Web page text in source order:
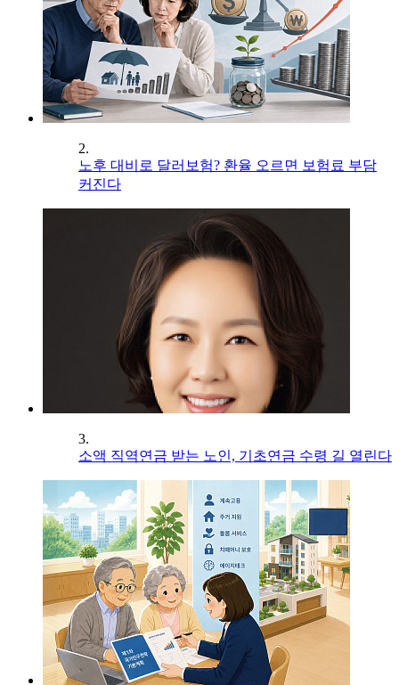
2.
노후 대비로 달러보험? 환율 오르면 보험료 부담
커진다
3.
소액 직역연금 받는 노인, 기초연금 수령 길 열린다